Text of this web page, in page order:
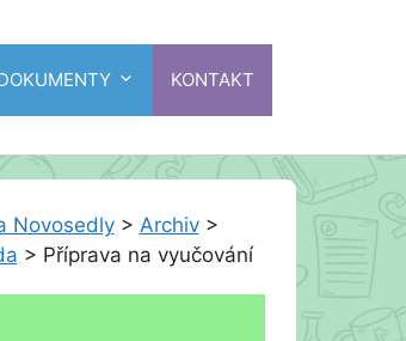
KONTAKT
Novosedly> Archiv>
> Příprava na vyučování